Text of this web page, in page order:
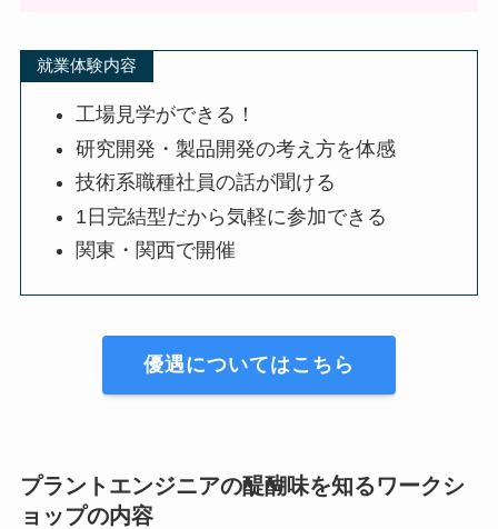
就業体験内容
工場見学ができる！
研究開発・製品開発の考え方を体感
技術系職種社員の話が聞ける
1日完結型だから気軽に参加できる
関東・関西で開催
優遇についてはこちら
プラントエンジニアの醍醐味を知るワークシ
ョップの内容